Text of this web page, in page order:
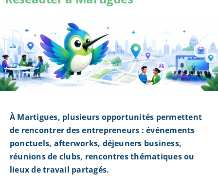
À Martigues, plusieurs opportunités permettent
de rencontrer des entrepreneurs : événements
ponctuels, afterworks, déjeuners business,
réunions de clubs, rencontres thématiques ou
lieux de travail partagés.